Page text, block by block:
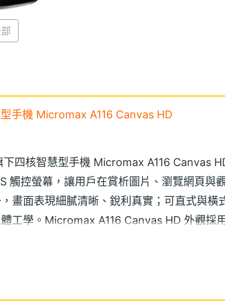
手機 Micromax A116 Canvas HD
四核智慧型手機 Micromax A116 Canvas
觸控螢幕，讓用戶在賞析圖片、瀏覽網頁與
畫面表現細膩清晰、銳利真實；可直式與橫
工學。Micromax A116 Canvas HD 外觀採
過銳角圓潤處理，帶來視覺上的柔和感，觸
HD 配備 Android 4.1 Jelly Bean 作業系統